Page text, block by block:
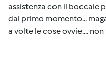
assistenza con il boccale
dal primo momento...
a volte le cose ovvie....